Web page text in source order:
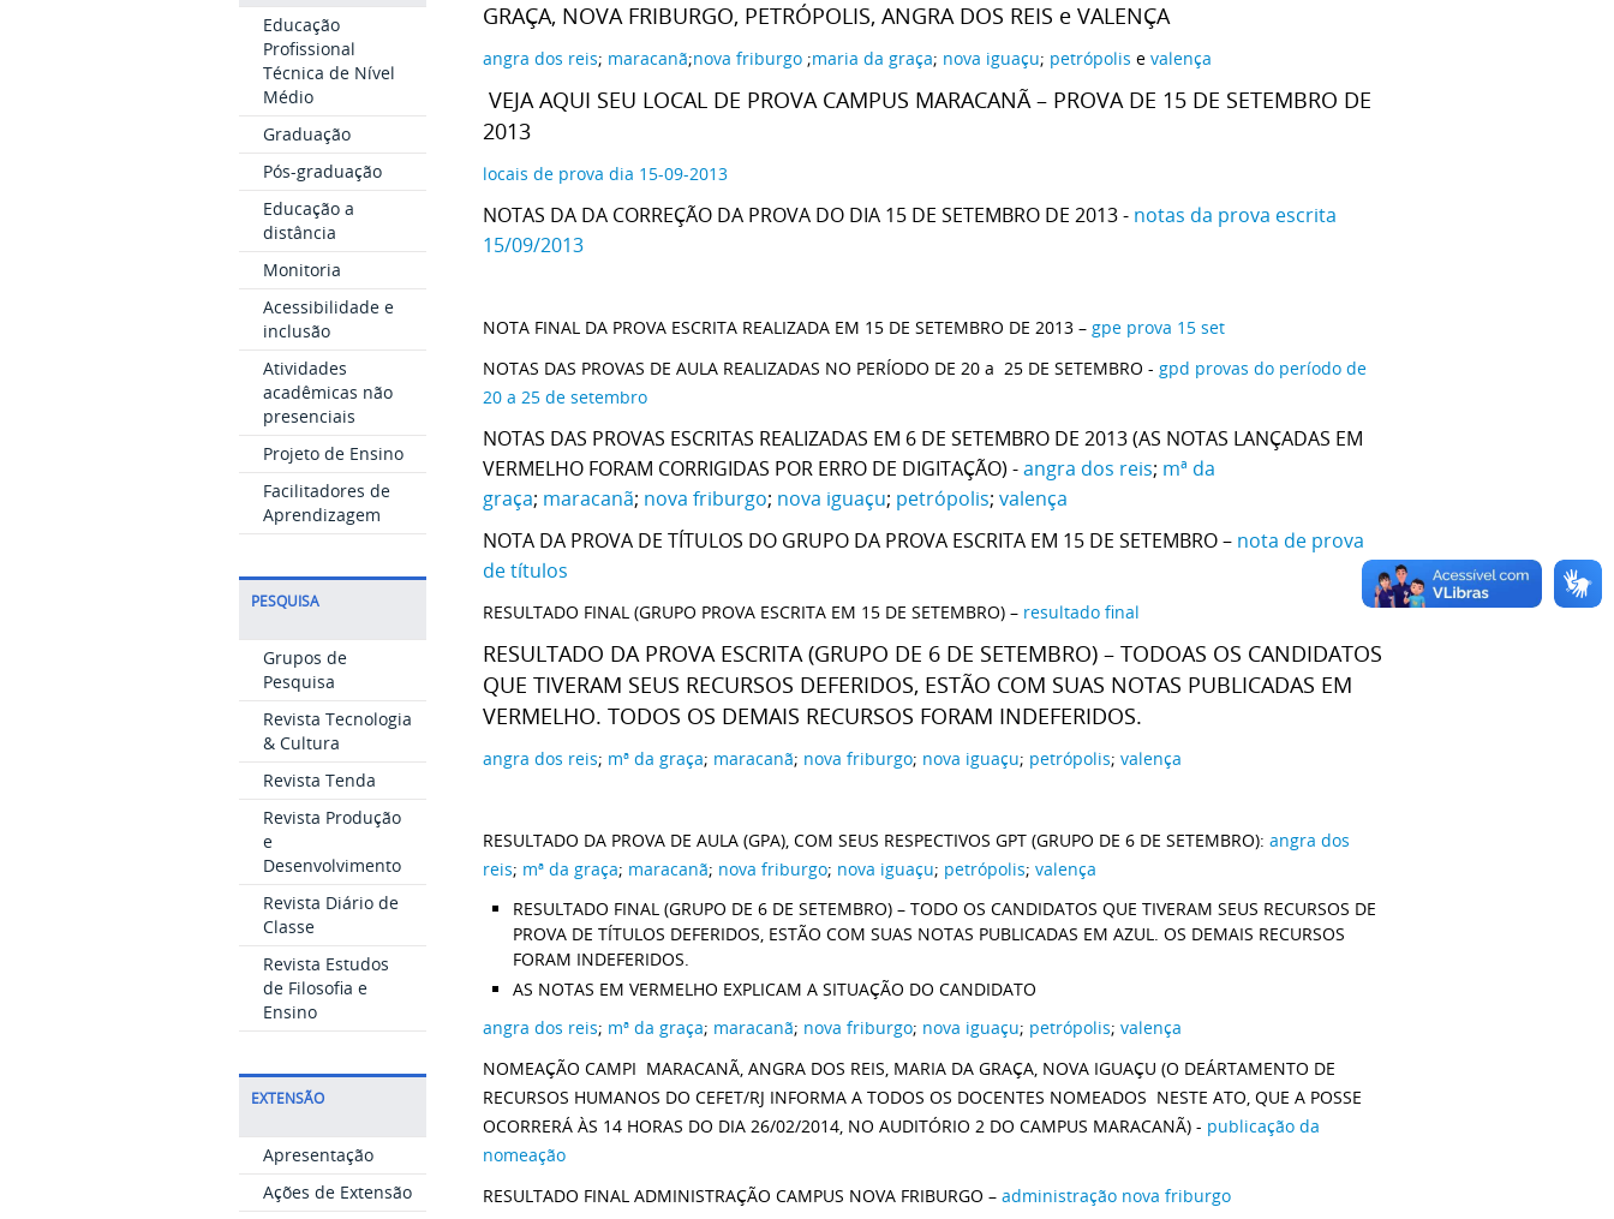
Educação
Profissional
Técnica de Nível
Médio
Graduação
Pós-graduação
Educação a
distância
Monitoria
Acessibilidade e
inclusão
Atividades
acadêmicas não
presenciais
Projeto de Ensino
Facilitadores de
Aprendizagem
PESQUISA
Grupos de
Pesquisa
Revista Tecnologia
& Cultura
Revista Tenda
Revista Produção
e
Desenvolvimento
Revista Diário de
Classe
Revista Estudos
de Filosofia e
Ensino
EXTENSÃO
Apresentação
Ações de Extensão
GRAÇA, NOVA FRIBURGO, PETRÓPOLIS, ANGRA DOS REIS e VALENÇA
angra dos reis; maracanã;nova friburgo ;maria da graça; nova iguaçu; petrópolis e valença
VEJA AQUI SEU LOCAL DE PROVA CAMPUS MARACANÃ – PROVA DE 15 DE SETEMBRO DE
2013
locais de prova dia 15-09-2013
NOTAS DA DA CORREÇÃO DA PROVA DO DIA 15 DE SETEMBRO DE 2013 - notas da prova escrita
15/09/2013
NOTA FINAL DA PROVA ESCRITA REALIZADA EM 15 DE SETEMBRO DE 2013 – gpe prova 15 set
NOTAS DAS PROVAS DE AULA REALIZADAS NO PERÍODO DE 20 a 25 DE SETEMBRO - gpd provas do período de
20 a 25 de setembro
NOTAS DAS PROVAS ESCRITAS REALIZADAS EM 6 DE SETEMBRO DE 2013 (AS NOTAS LANÇADAS EM
VERMELHO FORAM CORRIGIDAS POR ERRO DE DIGITAÇÃO) -angra dos reis; mª da
graça; maracanã; nova friburgo; nova iguaçu; petrópolis; valença
NOTA DA PROVA DE TÍTULOS DO GRUPO DA PROVA ESCRITA EM 15 DE SETEMBRO – nota de prova
de títulos
RESULTADO FINAL (GRUPO PROVA ESCRITA EM 15 DE SETEMBRO) – resultado final
RESULTADO DA PROVA ESCRITA (GRUPO DE 6 DE SETEMBRO) – TODOAS OS CANDIDATOS
QUE TIVERAM SEUS RECURSOS DEFERIDOS, ESTÃO COM SUAS NOTAS PUBLICADAS EM
VERMELHO. TODOS OS DEMAIS RECURSOS FORAM INDEFERIDOS.
angra dos reis; mª da graça; maracanã; nova friburgo; nova iguaçu; petrópolis; valença
RESULTADO DA PROVA DE AULA (GPA), COM SEUS RESPECTIVOS GPT (GRUPO DE 6 DE SETEMBRO): angra dos
reis; mª da graça; maracanã; nova friburgo; nova iguaçu; petrópolis; valença
RESULTADO FINAL (GRUPO DE 6 DE SETEMBRO) – TODO OS CANDIDATOS QUE TIVERAM SEUS RECURSOS DE
PROVA DE TÍTULOS DEFERIDOS, ESTÃO COM SUAS NOTAS PUBLICADAS EM AZUL. OS DEMAIS RECURSOS
FORAM INDEFERIDOS.
AS NOTAS EM VERMELHO EXPLICAM A SITUAÇÃO DO CANDIDATO
angra dos reis; mª da graça; maracanã; nova friburgo; nova iguaçu; petrópolis; valença
NOMEAÇÃO CAMPI MARACANÃ, ANGRA DOS REIS, MARIA DA GRAÇA, NOVA IGUAÇU (O DEÁRTAMENTO DE
RECURSOS HUMANOS DO CEFET/RJ INFORMA A TODOS OS DOCENTES NOMEADOS NESTE ATO, QUE A POSSE
OCORRERÁ ÀS 14 HORAS DO DIA 26/02/2014, NO AUDITÓRIO 2 DO CAMPUS MARACANÃ) - publicação da
nomeação
RESULTADO FINAL ADMINISTRAÇÃO CAMPUS NOVA FRIBURGO – administração nova friburgo